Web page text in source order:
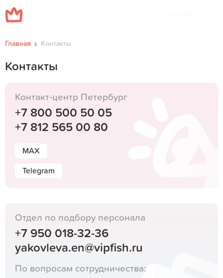
Главная Контакты
Контакты
Контакт-центр Петербург
+7 800 500 50 05
+7 812 565 00 80
MAX
Telegram
Отдел по подбору персонала
+7 950 018-32-36
yakovleva.en@vipfish.ru
По вопросам сотрудничества: